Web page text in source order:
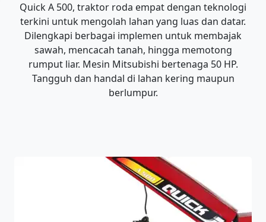
Quick A 500, traktor roda empat dengan teknologi
terkini untuk mengolah lahan yang luas dan datar.
Dilengkapi berbagai implemen untuk membajak
sawah, mencacah tanah, hingga memotong
rumput liar. Mesin Mitsubishi bertenaga 50 HP.
Tangguh dan handal di lahan kering maupun
berlumpur.